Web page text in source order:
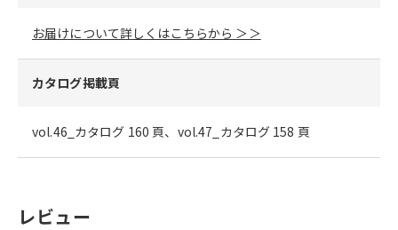
お届けについて詳しくはこちらから ＞＞
カタログ掲載頁
vol.46_カタログ 160 頁、vol.47_カタログ 158 頁
レビュー